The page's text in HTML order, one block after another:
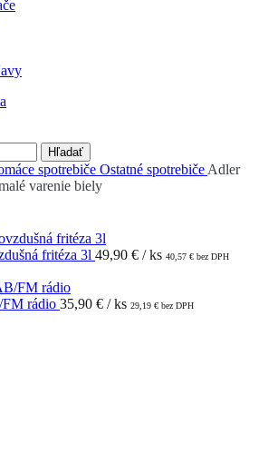
Hľadať
spotrebiče Ostatné spotrebiče Adler
varenie biely
fritéza 3l 49,90 € / ks 40,57 € bez DPH
rádio 35,90 € / ks 29,19 € bez DPH